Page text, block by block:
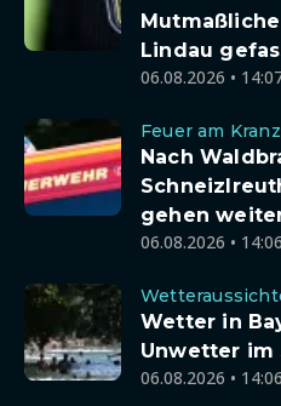
Lindau
06.08.2026 •
Feuer am
Nach
gehen
06.08.2026 •
Wetter in
Unwetter im
06.08.2026 •